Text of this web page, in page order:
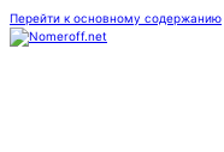
Перейти к основному содержанию